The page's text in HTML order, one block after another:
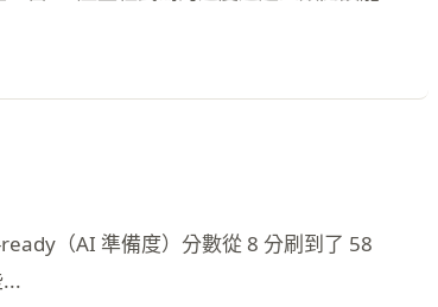
（AI 準備度）分數從 8 分刷到了 58